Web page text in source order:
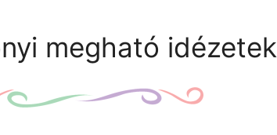
megható idézetek